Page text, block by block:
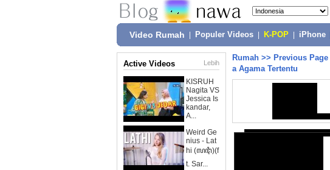
Video Rumah Populer Videos K-POP iPhone
Active Videos Lebih
KISRUH
Nagita VS
Jessica Is
kandar,
A...
Weird Ge
nius - Lat
hi (ꦭꦛꦶ)(f
t. Sar...
Rumah >> Previous Page
a Agama Tertentu